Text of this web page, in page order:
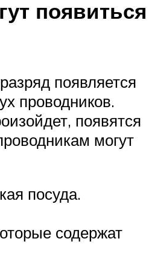
появиться
появляется
проводников.
появятся
могут
посуда.
содержат